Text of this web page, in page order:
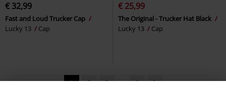
€ 32,99
Fast and Loud Trucker Cap
Lucky 13
Cap
€ 25,99
The Original - Trucker Hat Black
Lucky 13
Cap
1 2 3 ... 6